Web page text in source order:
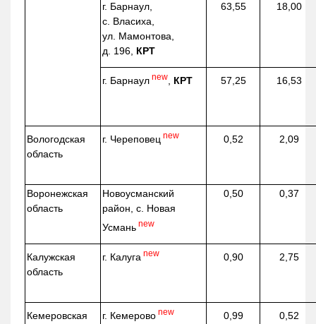
г. Барнаул,
с. Власиха,
ул. Мамонтова,
д. 196, КРТ
63,55 18,00
г. Барнаул new КРТ 57,25 16,53
Вологодская
область
г. Череповец new 0,52 2,09
Воронежская
область
Новоусманский
район, с. Новая
Усмань new
0,50 0,37
Калужская
область
г. Калуга new 0,90 2,75
Кемеровская
г. Кемерово new 0,99 0,52